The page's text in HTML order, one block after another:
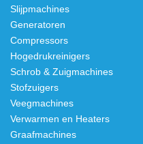
Slijpmachines
Generatoren
Compressors
Hogedrukreinigers
Schrob & Zuigmachines
Stofzuigers
Veegmachines
Verwarmen en Heaters
Graafmachines